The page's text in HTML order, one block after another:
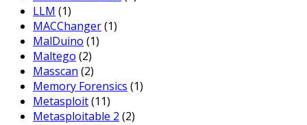
LLM (1)
MACChanger(1)
MalDuino (1)
Maltego (2)
Masscan (2)
Memory Forensics (1)
Metasploit(11)
Metasploitable 2 (2)